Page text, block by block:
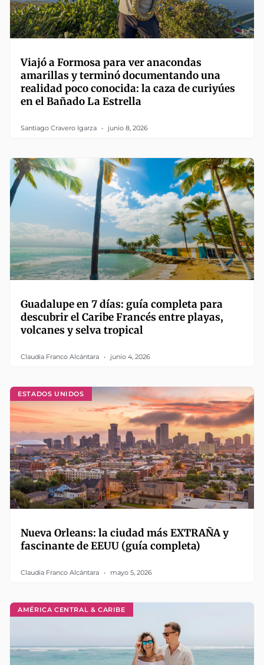
Viajó a Formosa para ver anacondas
amarillas y terminó documentando una
realidad poco conocida: la caza de curiyúes
en el Bañado La Estrella
Santiago Cravero Igarza junio 8, 2026
Guadalupe en 7 días: guía completa para
descubrir el Caribe Francés entre playas,
volcanes y selva tropical
Claudia Franco Alcántara junio 4, 2026
ESTADOS UNIDOS
Nueva Orleans: la ciudad más EXTRAÑA y
fascinante de EEUU (guía completa)
Claudia Franco Alcántara mayo 5, 2026
AMÉRICA CENTRAL & CARIBE